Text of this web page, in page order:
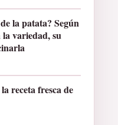
la patata? Según
la variedad, su
receta fresca de